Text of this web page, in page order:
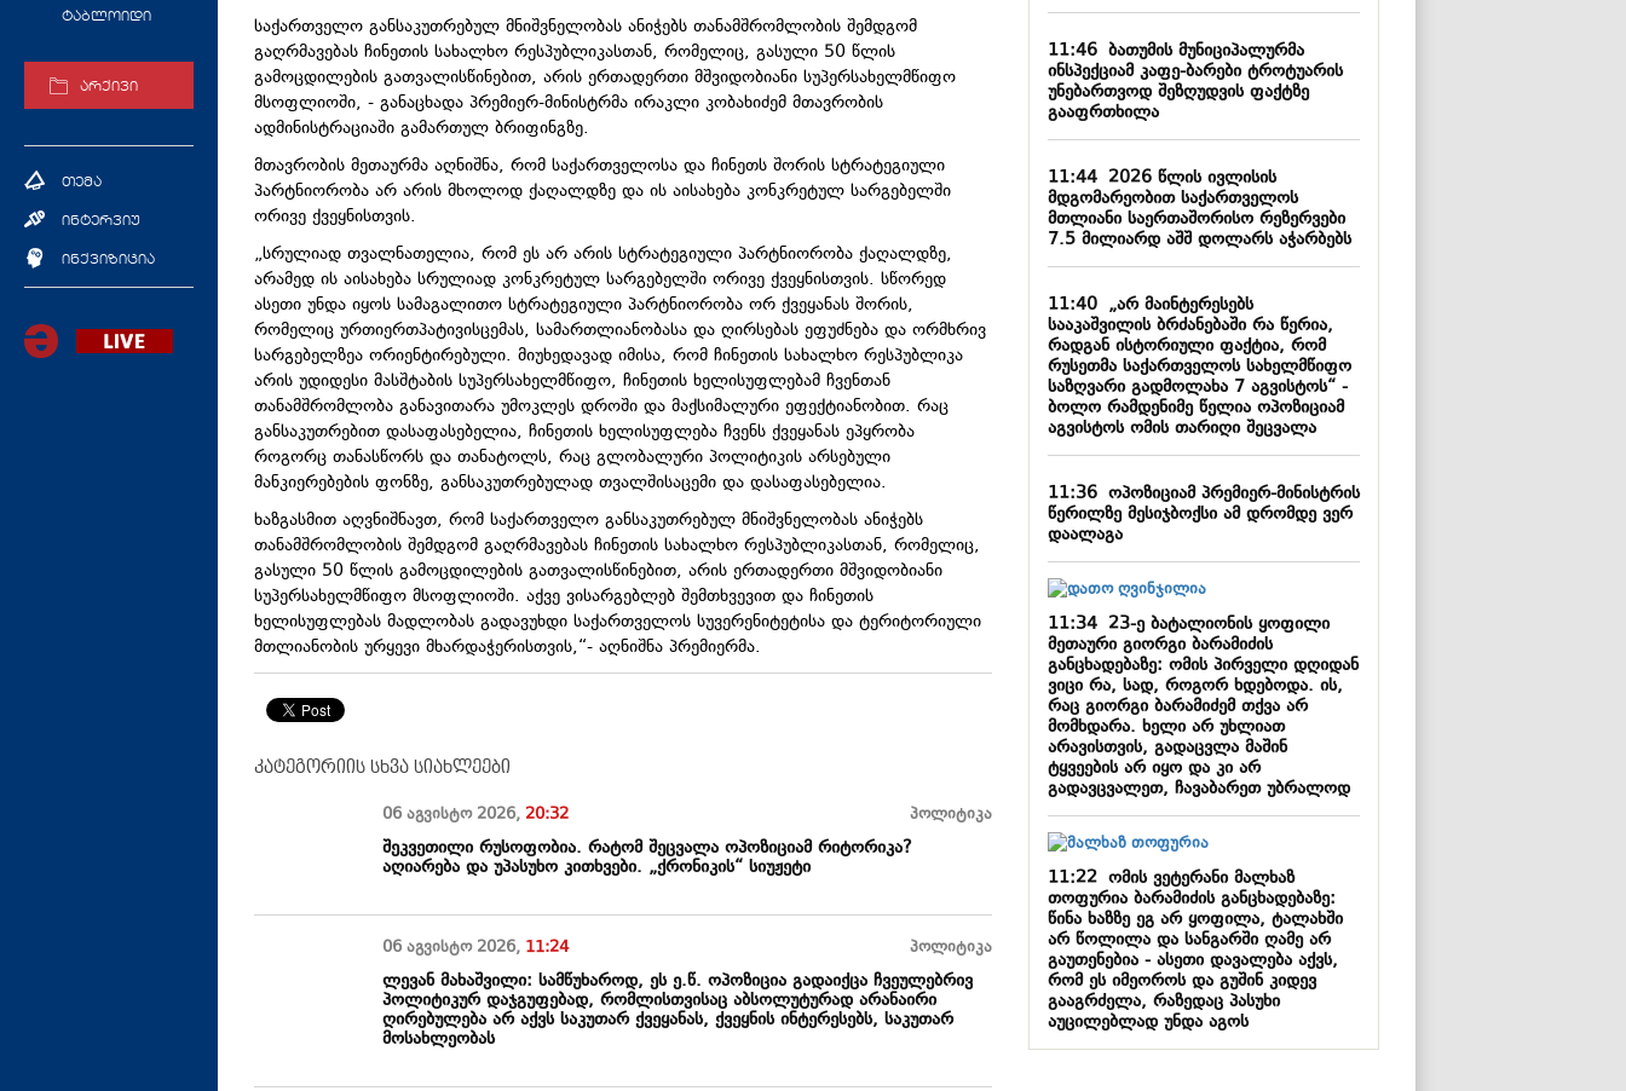
ტაბლოიდი
არქივი
თემა
ინტერვიუ
ინქვიზიცია
საქართველო განსაკუთრებულ მნიშვნელობას ანიჭებს თანამშრომლობის შემდგომ
გაღრმავებას ჩინეთის სახალხო რესპუბლიკასთან, რომელიც, გასული 50 წლის
გამოცდილების გათვალისწინებით, არის ერთადერთი მშვიდობიანი სუპერსახელმწიფო
მსოფლიოში, - განაცხადა პრემიერ-მინისტრმა ირაკლი კობახიძემ მთავრობის
ადმინისტრაციაში გამართულ ბრიფინგზე.
მთავრობის მეთაურმა აღნიშნა, რომ საქართველოსა და ჩინეთს შორის სტრატეგიული
პარტნიორობა არ არის მხოლოდ ქაღალდზე და ის აისახება კონკრეტულ სარგებელში
ორივე ქვეყნისთვის.
„სრულიად თვალნათელია, რომ ეს არ არის სტრატეგიული პარტნიორობა ქაღალდზე,
არამედ ის აისახება სრულიად კონკრეტულ სარგებელში ორივე ქვეყნისთვის. სწორედ
ასეთი უნდა იყოს სამაგალითო სტრატეგიული პარტნიორობა ორ ქვეყანას შორის,
რომელიც ურთიერთპატივისცემას, სამართლიანობასა და ღირსებას ეფუძნება და ორმხრივ
სარგებელზეა ორიენტირებული. მიუხედავად იმისა, რომ ჩინეთის სახალხო რესპუბლიკა
არის უდიდესი მასშტაბის სუპერსახელმწიფო, ჩინეთის ხელისუფლებამ ჩვენთან
თანამშრომლობა განავითარა უმოკლეს დროში და მაქსიმალური ეფექტიანობით. რაც
განსაკუთრებით დასაფასებელია, ჩინეთის ხელისუფლება ჩვენს ქვეყანას ეპყრობა
როგორც თანასწორს და თანატოლს, რაც გლობალური პოლიტიკის არსებული
მანკიერებების ფონზე, განსაკუთრებულად თვალშისაცემი და დასაფასებელია.
ხაზგასმით აღვნიშნავთ, რომ საქართველო განსაკუთრებულ მნიშვნელობას ანიჭებს
თანამშრომლობის შემდგომ გაღრმავებას ჩინეთის სახალხო რესპუბლიკასთან, რომელიც,
გასული 50 წლის გამოცდილების გათვალისწინებით, არის ერთადერთი მშვიდობიანი
სუპერსახელმწიფო მსოფლიოში. აქვე ვისარგებლებ შემთხვევით და ჩინეთის
ხელისუფლებას მადლობას გადავუხდი საქართველოს სუვერენიტეტისა და ტერიტორიული
მთლიანობის ურყევი მხარდაჭერისთვის,“- აღნიშნა პრემიერმა.
კატეგორიის სხვა სიახლეები
06 აგვისტო 2026, 20:32 პოლიტიკა
შეკვეთილი რუსოფობია. რატომ შეცვალა ოპოზიციამ რიტორიკა?
აღიარება და უპასუხო კითხვები. „ქრონიკის“ სიუჟეტი
06 აგვისტო 2026, 11:24 პოლიტიკა
ლევან მახაშვილი: სამწუხაროდ, ეს ე.წ. ოპოზიცია გადაიქცა ჩვეულებრივ
პოლიტიკურ დაჯგუფებად, რომლისთვისაც აბსოლუტურად არანაირი
ღირებულება არ აქვს საკუთარ ქვეყანას, ქვეყნის ინტერესებს, საკუთარ
მოსახლეობას
11:46ბათუმის მუნიციპალურმა
ინსპექციამ კაფე-ბარები ტროტუარის
უნებართვოდ შეზღუდვის ფაქტზე
გააფრთხილა
11:442026 წლის ივლისის
მდგომარეობით საქართველოს
მთლიანი საერთაშორისო რეზერვები
7.5 მილიარდ აშშ დოლარს აჭარბებს
11:40„არ მაინტერესებს
სააკაშვილის ბრძანებაში რა წერია,
რადგან ისტორიული ფაქტია, რომ
რუსეთმა საქართველოს სახელმწიფო
საზღვარი გადმოლახა 7 აგვისტოს“ -
ბოლო რამდენიმე წელია ოპოზიციამ
აგვისტოს ომის თარიღი შეცვალა
11:36ოპოზიციამ პრემიერ-მინისტრის
წერილზე მესიჯბოქსი ამ დრომდე ვერ
დაალაგა
11:3423-ე ბატალიონის ყოფილი
მეთაური გიორგი ბარამიძის
განცხადებაზე: ომის პირველი დღიდან
ვიცი რა, სად, როგორ ხდებოდა. ის,
რაც გიორგი ბარამიძემ თქვა არ
მომხდარა. ხელი არ უხლიათ
არავისთვის, გადაცვლა მაშინ
ტყვეების არ იყო და კი არ
გადავცვალეთ, ჩავაბარეთ უბრალოდ
11:22ომის ვეტერანი მალხაზ
თოფურია ბარამიძის განცხადებაზე:
წინა ხაზზე ეგ არ ყოფილა, ტალახში
არ წოლილა და სანგარში ღამე არ
გაუთენებია - ასეთი დავალება აქვს,
რომ ეს იმეოროს და გუშინ კიდევ
გააგრძელა, რაზედაც პასუხი
აუცილებლად უნდა აგოს